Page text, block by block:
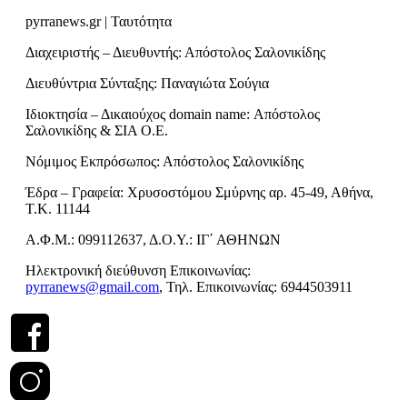
pyrranews.gr | Ταυτότητα
Διαχειριστής – Διευθυντής: Απόστολος Σαλονικίδης
Διευθύντρια Σύνταξης: Παναγιώτα Σούγια
Ιδιοκτησία – Δικαιούχος domain name: Απόστολος
Σαλονικίδης & ΣΙΑ Ο.Ε.
Νόμιμος Εκπρόσωπος: Απόστολος Σαλονικίδης
Έδρα – Γραφεία: Χρυσοστόμου Σμύρνης αρ. 45-49, Αθήνα,
Τ.Κ. 11144
Α.Φ.Μ.: 099112637, Δ.Ο.Υ.: ΙΓ΄ ΑΘΗΝΩΝ
Ηλεκτρονική διεύθυνση Επικοινωνίας:
pyrranews@gmail.com, Τηλ. Επικοινωνίας: 6944503911